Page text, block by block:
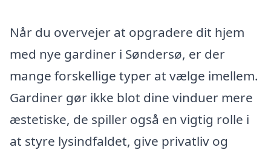
Når du overvejer at opgradere dit hjem
med nye gardiner i Søndersø, er der
mange forskellige typer at vælge imellem.
Gardiner gør ikke blot dine vinduer mere
æstetiske, de spiller også en vigtig rolle i
at styre lysindfaldet, give privatliv og